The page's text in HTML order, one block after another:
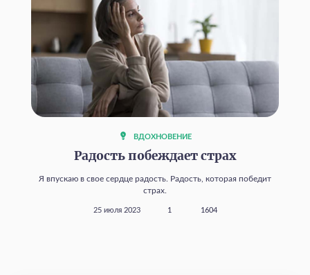
ВДОХНОВЕНИЕ
Радость побеждает страх
Я впускаю в свое сердце радость. Радость, которая победит
страх.
25 июля 2023 1 1604